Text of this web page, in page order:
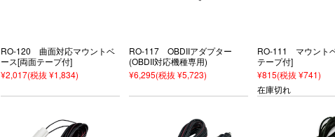
RO-120 曲面対応マウントベ
ース[両面テープ付]
¥2,017(税抜 ¥1,834)
RO-117 OBDIIアダプター
(OBDII対応機種専用)
¥6,295(税抜 ¥5,723)
RO-111 マウント
テープ付]
¥815(税抜 ¥741)
在庫切れ